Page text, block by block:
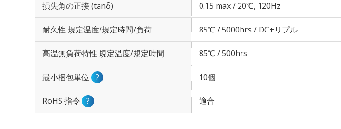
損失角の正接 (tanδ) 0.15 max / 20℃, 120Hz
耐久性 規定温度/規定時間/負荷 85℃ / 5000hrs / DC+リプル
高温無負荷特性 規定温度/規定時間 85℃ / 500hrs
最小梱包単位 ? 10個
RoHS 指令 ? 適合